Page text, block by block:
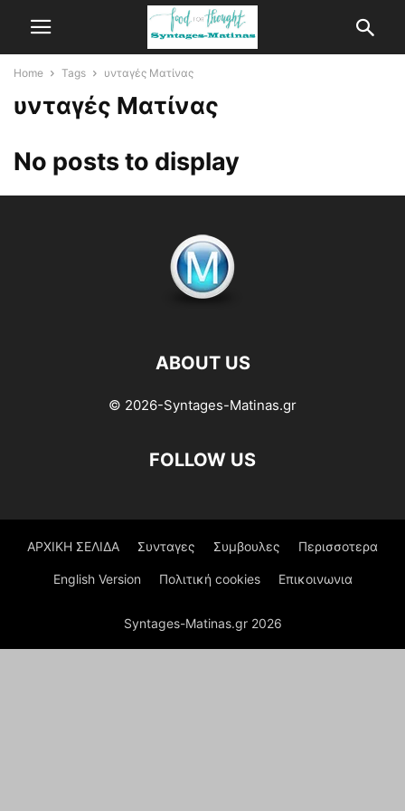
Home Tags υνταγές Ματίνας
υνταγές Ματίνας
No posts to display
ABOUT US
© 2026-Syntages-Matinas.gr
FOLLOW US
ΑΡΧΙΚΗ ΣΕΛΙΔΑ Συνταγες Συμβουλες Περισσοτερα
English Version Πολιτική cookies Επικοινωνια
Syntages-Matinas.gr 2026